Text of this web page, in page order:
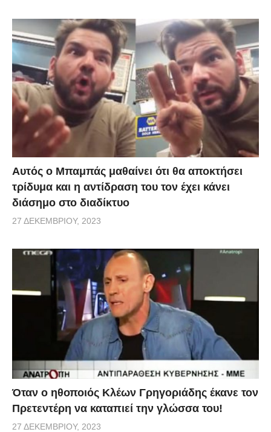
Αυτός ο Μπαμπάς μαθαίνει ότι θα αποκτήσει
τρίδυμα και η αντίδραση του τον έχει κάνει
διάσημο στο διαδίκτυο
27 ΔΕΚΕΜΒΡΊΟΥ, 2023
Όταν ο ηθοποιός Κλέων Γρηγοριάδης έκανε τον
Πρετεντέρη να καταπιεί την γλώσσα του!
27 ΔΕΚΕΜΒΡΊΟΥ, 2023